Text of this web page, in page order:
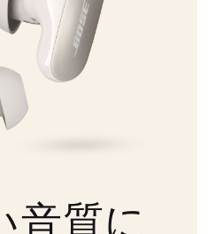
音質に